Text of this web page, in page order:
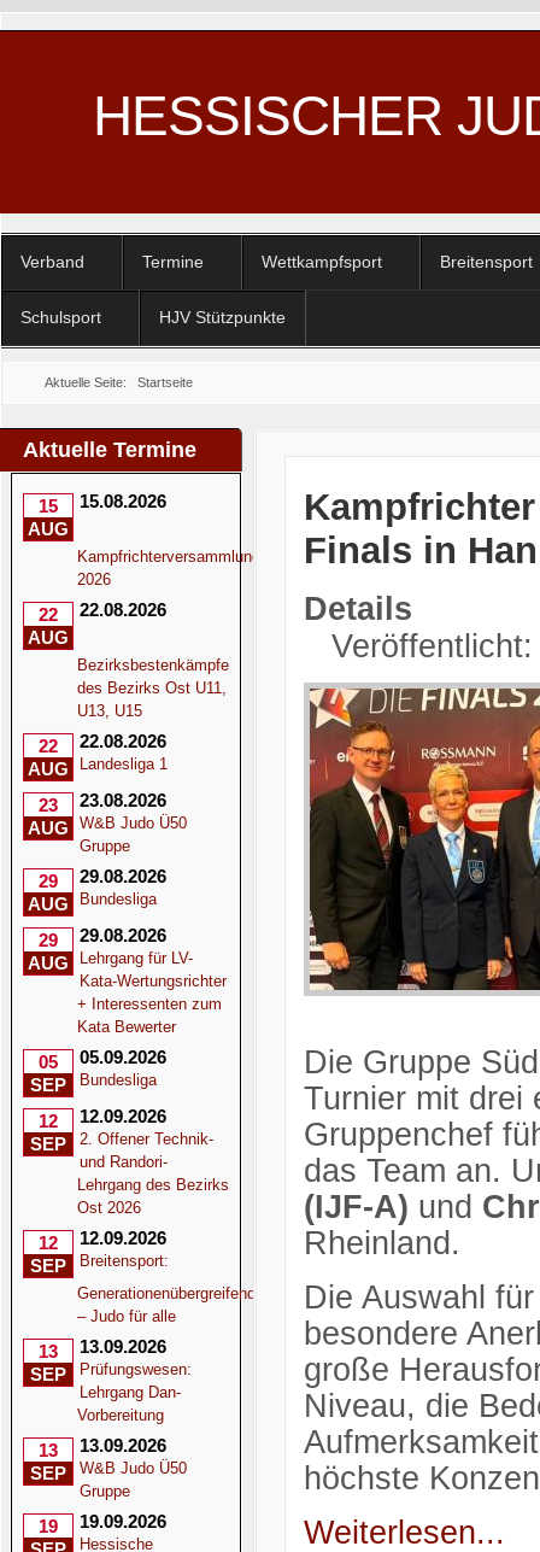
HESSISCHER
Verband Termine Wettkampfsport Breitensport
Schulsport HJV Stützpunkte
Aktuelle Seite: Startseite
Aktuelle Termine
15
AUG
15.08.2026
Kampfrichterversammlung
2026
22
AUG
22.08.2026
Bezirksbestenkämpfe
des Bezirks Ost U11,
U13, U15
22
AUG
22.08.2026
Landesliga 1
23
AUG
23.08.2026
W&B Judo Ü50
Gruppe
29
AUG
29.08.2026
Bundesliga
29
AUG
29.08.2026
Lehrgang für LV-
Kata-Wertungsrichter
+ Interessenten zum
Kata Bewerter
05
SEP
05.09.2026
Bundesliga
12
SEP
12.09.2026
2. Offener Technik-
und Randori-
Lehrgang des Bezirks
Ost 2026
12
SEP
12.09.2026
Breitensport:
Generationenübergreifend
– Judo für alle
13
SEP
13.09.2026
Prüfungswesen:
Lehrgang Dan-
Vorbereitung
13
SEP
13.09.2026
W&B Judo Ü50
Gruppe
19
19.09.2026
Hessische
Finals in
Details
Die Gruppe
Turnier mit drei
Gruppenchef
das Team an.
(IJF-A) und
Rheinland.
Die Auswahl
besondere
große
Niveau, die
höchste
Weiterlesen...